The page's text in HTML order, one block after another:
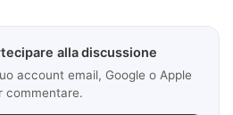
alla discussione
account email, Google o Apple
commentare.